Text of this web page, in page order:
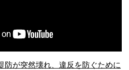
防が突然壊れ、違反を防ぐために